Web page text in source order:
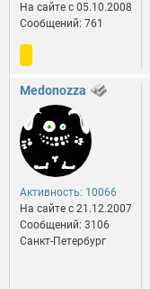
На сайте c 05.10.2008
Сообщений: 761
Medonozza
Активность: 10066
На сайте c 21.12.2007
Сообщений: 3106
Санкт-Петербург